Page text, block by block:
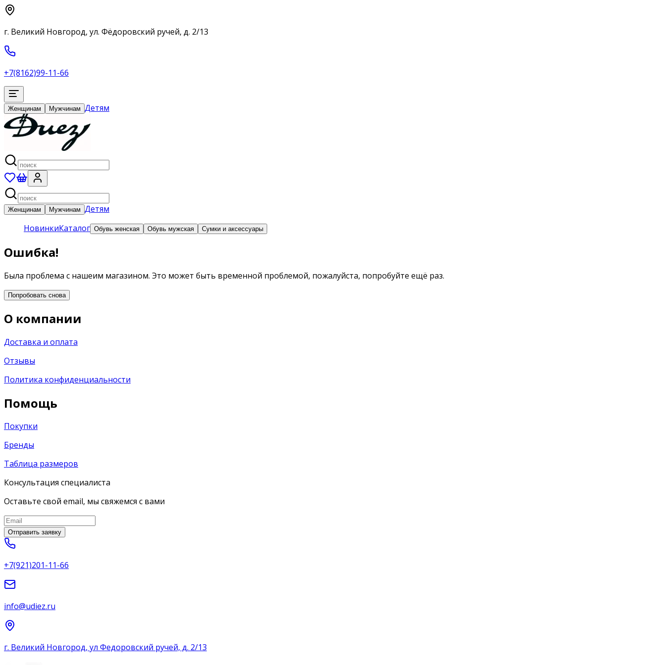
г. Великий Новгород, ул. Фёдоровский ручей, д. 2/13
+7(8162)99-11-66
Женщинам Мужчинам Детям
Женщинам Мужчинам Детям
НовинкиКаталог Обувь женская Обувь мужская Сумки и аксессуары
Ошибка!
Была проблема с нашеим магазином. Это может быть временной проблемой, пожалуйста, попробуйте ещё раз.
Попробовать снова
О компании
Доставка и оплата
Отзывы
Политика конфиденциальности
Помощь
Покупки
Бренды
Таблица размеров
Консультация специалиста
Оставьте свой email, мы свяжемся с вами
Отправить заявку
+7(921)201-11-66
info@udiez.ru
г. Великий Новгород, ул Федоровский ручей, д. 2/13